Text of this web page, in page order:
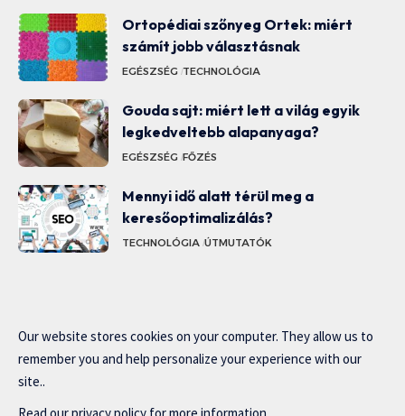
Ortopédiai szőnyeg Ortek: miért
számít jobb választásnak
EGÉSZSÉG TECHNOLÓGIA
Gouda sajt: miért lett a világ egyik
legkedveltebb alapanyaga?
EGÉSZSÉG FŐZÉS
Mennyi idő alatt térül meg a
keresőoptimalizálás?
TECHNOLÓGIA ÚTMUTATÓK
Our website stores cookies on your computer. They allow us to
remember you and help personalize your experience with our
site..
Read ourprivacy policy for more information.